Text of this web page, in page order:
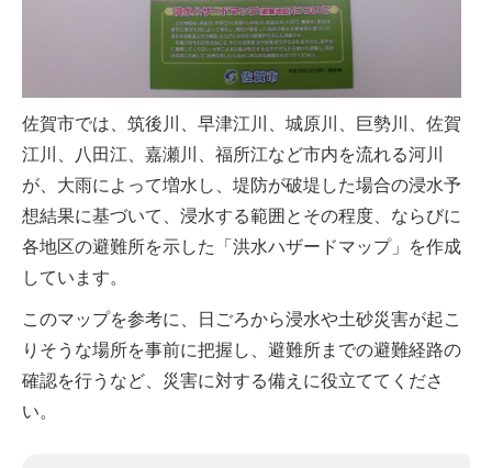
佐賀市では、筑後川、早津江川、城原川、巨勢川、佐賀
江川、八田江、嘉瀬川、福所江など市内を流れる河川
が、大雨によって増水し、堤防が破堤した場合の浸水予
想結果に基づいて、浸水する範囲とその程度、ならびに
各地区の避難所を示した「洪水ハザードマップ」を作成
しています。
このマップを参考に、日ごろから浸水や土砂災害が起こ
りそうな場所を事前に把握し、避難所までの避難経路の
確認を行うなど、災害に対する備えに役立ててくださ
い。